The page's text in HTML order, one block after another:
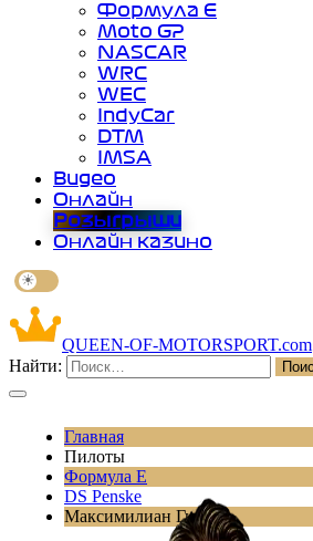
Формула Е
Moto GP
NASCAR
WRC
WEC
IndyCar
DTM
IMSA
Видео
Онлайн
Розыгрыши
Онлайн казино
QUEEN-OF-MOTORSPORT.com
Найти:
Главная
Пилоты
Формула Е
DS Penske
Максимилиан Гюнтер